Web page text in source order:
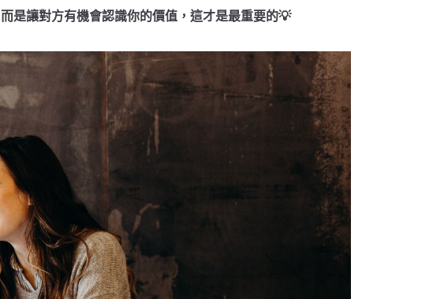
是讓對方有機會認識你的價值，這才是最重要的💡